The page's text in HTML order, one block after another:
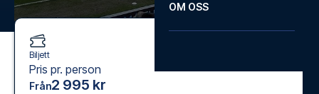
OM OSS
Biljett
Pris pr. person
Från2 995 kr